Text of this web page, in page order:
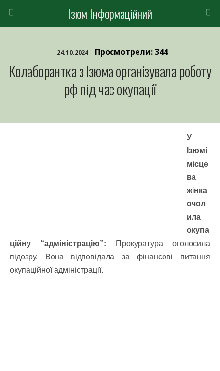
Ізюм Інформаційний
24.10.2024 Просмотрели: 344
Колаборантка з Ізюма організувала роботу
рф під час окупації
У
Ізюмі
місце
ва
жінка
очол
ила
окупа
ційну “адміністрацію”: Прокуратура оголосила
підозру. Вона відповідала за фінансові питання
окупаційної адміністрації.